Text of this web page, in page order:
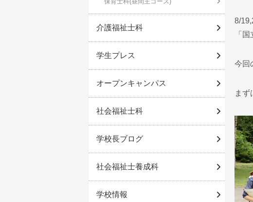
8/
「
今回
まず
介護福祉士科
学生プレス
オープンキャンパス
社会福祉士科
学校長ブログ
社会福祉士養成科
学校情報